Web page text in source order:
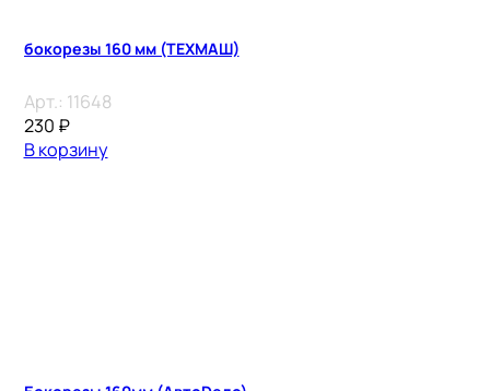
бокорезы 160 мм (ТЕХМАШ)
Арт.: 11648
230 ₽
В корзину